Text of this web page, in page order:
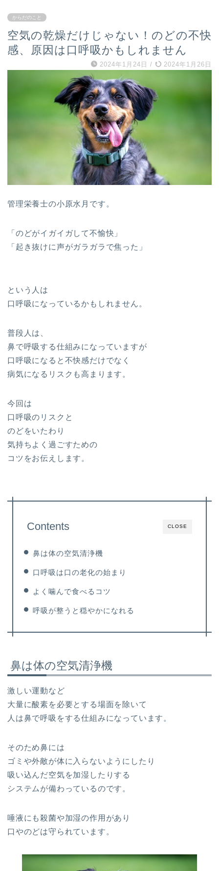
からだのこと
空気の乾燥だけじゃない！のどの不快
感、原因は口呼吸かもしれません
2024年1月24日 / 2024年1月26日
管理栄養士の小原水月です。
「のどがイガイガして不愉快」
「起き抜けに声がガラガラで焦った」
という人は
口呼吸になっているかもしれません。
普段人は、
鼻で呼吸する仕組みになっていますが
口呼吸になると不快感だけでなく
病気になるリスクも高まります。
今回は
口呼吸のリスクと
のどをいたわり
気持ちよく過ごすための
コツをお伝えします。
CLOSE
Contents
鼻は体の空気清浄機
口呼吸は口の老化の始まり
よく噛んで食べるコツ
呼吸が整うと穏やかになれる
鼻は体の空気清浄機
激しい運動など
大量に酸素を必要とする場面を除いて
人は鼻で呼吸をする仕組みになっています。
そのため鼻には
ゴミや外敵が体に入らないようにしたり
吸い込んだ空気を加湿したりする
システムが備わっているのです。
唾液にも殺菌や加湿の作用があり
口やのどは守られています。